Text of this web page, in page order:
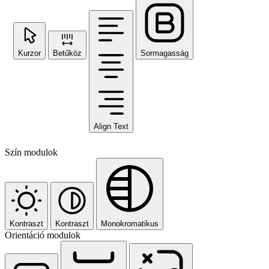
Kurzor Betűköz
Align Text
Sormagasság
Szín modulok
Kontraszt Kontraszt Monokromatikus
Orientáció modulok